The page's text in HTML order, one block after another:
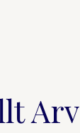
Arv